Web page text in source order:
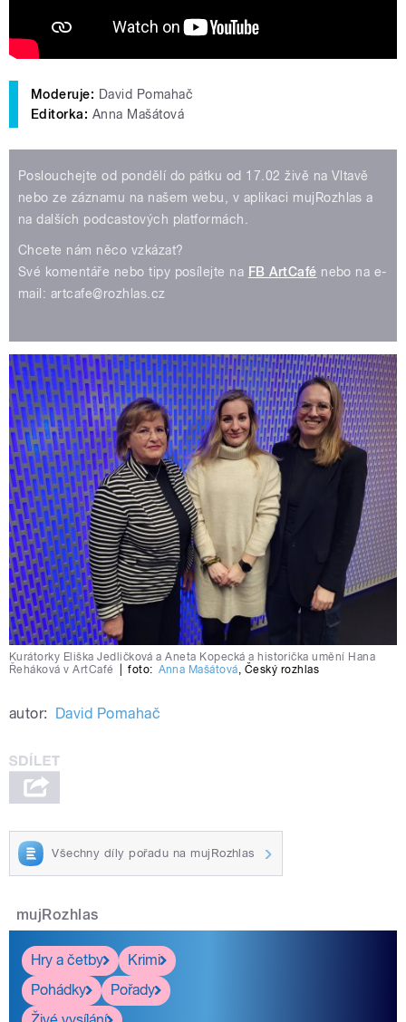
Moderuje: David Pomahač
Editorka: Anna Mašátová
Poslouchejte od pondělí do pátku od 17.02 živě na Vltavě
nebo ze záznamu na našem webu, v aplikaci mujRozhlas a
na dalších podcastových platformách.
Chcete nám něco vzkázat?
Své komentáře nebo tipy posílejte na FB ArtCafé nebo na e-
mail: artcafe@rozhlas.cz
Kurátorky Eliška Jedličková a Aneta Kopecká a historička umění Hana
Řeháková v ArtCafé
foto: Anna Mašátová, Český rozhlas
autor: David Pomahač
Všechny díly pořadu na mujRozhlas
mujRozhlas
Hry a četby
Krimi
Pohádky
Pořady